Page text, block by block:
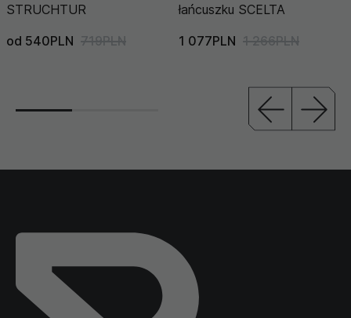
STRUCHTUR
od 540PLN 719PLN
łańcuszku SCELTA
1 077PLN 1 266PLN